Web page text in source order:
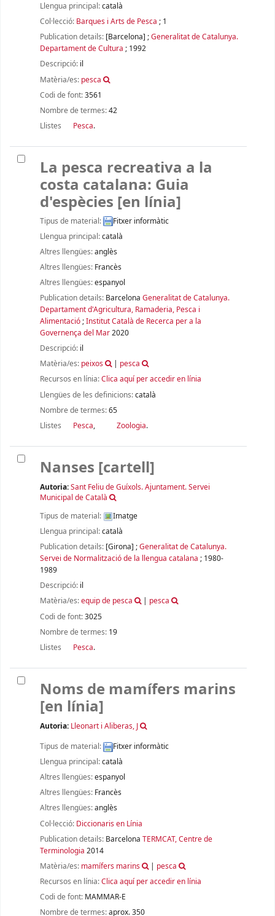
Llengua principal:català
Col·lecció: Barques i Arts de Pesca ; 1
Publication details: [Barcelona] ;Generalitat de Catalunya.
Departament de Cultura ; 1992
Descripció: il
Matèria/es: pesca
Codi de font:3561
Nombre de termes:42
Llistes
Pesca.
La pesca recreativa a la
costa catalana: Guia
d'espècies [en línia]
Tipus de material:
Fitxer informàtic
Llengua principal:català
Altres llengües:anglès
Altres llengües: Francès
Altres llengües:espanyol
Publication details: Barcelona Generalitat de Catalunya.
Departament d'Agricultura, Ramaderia, Pesca i
Alimentació;Institut Català de Recerca per a la
Governença del Mar2020
Descripció: il
Matèria/es: peixos | pesca
Recursos en línia:Clica aquí per accedir en línia
Llengües de les definicions:català
Nombre de termes:65
Llistes
Pesca, Zoologia.
Nanses [cartell]
Autoria:Sant Feliu de Guíxols. Ajuntament. Servei
Municipal de Català
Tipus de material:
Imatge
Llengua principal:català
Publication details: [Girona] ;Generalitat de Catalunya.
Servei de Normalització de la llengua catalana ; 1980-
1989
Descripció: il
Matèria/es:equip de pesca | pesca
Codi de font:3025
Nombre de termes: 19
Llistes
Pesca.
Noms de mamífers marins
[en línia]
Autoria: Lleonart i Aliberas, J
Tipus de material:
Fitxer informàtic
Llengua principal:català
Altres llengües:espanyol
Altres llengües: Francès
Altres llengües:anglès
Col·lecció: Diccionaris en Línia
Publication details: Barcelona TERMCAT, Centre de
Terminologia 2014
Matèria/es: mamífers marins | pesca
Recursos en línia:Clica aquí per accedir en línia
Codi de font: MAMMAR-E
Nombre de termes:aprox. 350